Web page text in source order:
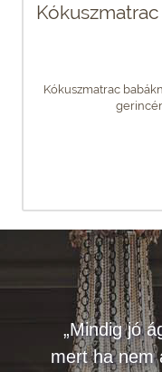
Kókuszmatrac
„Mindig jó
mert ha nem